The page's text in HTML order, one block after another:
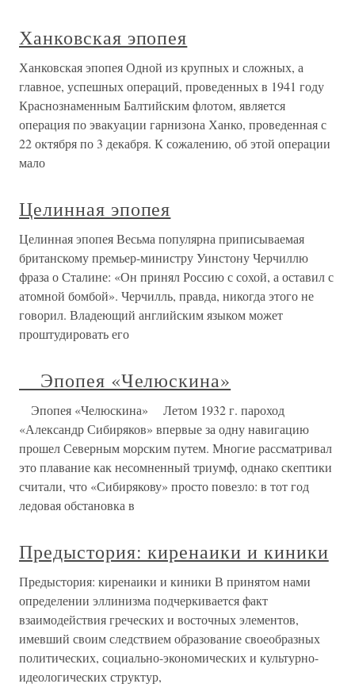
Ханковская эпопея
Ханковская эпопея Одной из крупных и сложных, а
главное, успешных операций, проведенных в 1941 году
Краснознаменным Балтийским флотом, является
операция по эвакуации гарнизона Ханко, проведенная с
22 октября по 3 декабря. К сожалению, об этой операции
мало
Целинная эпопея
Целинная эпопея Весьма популярна приписываемая
британскому премьер-министру Уинстону Черчиллю
фраза о Сталине: «Он принял Россию с сохой, а оставил с
атомной бомбой». Черчилль, правда, никогда этого не
говорил. Владеющий английским языком может
проштудировать его
Эпопея «Челюскина»
Эпопея «Челюскина» Летом 1932 г. пароход
«Александр Сибиряков» впервые за одну навигацию
прошел Северным морским путем. Многие рассматривал
это плавание как несомненный триумф, однако скептики
считали, что «Сибирякову» просто повезло: в тот год
ледовая обстановка в
Предыстория: киренаики и киники
Предыстория: киренаики и киники В принятом нами
определении эллинизма подчеркивается факт
взаимодействия греческих и восточных элементов,
имевший своим следствием образование своеобразных
политических, социально-экономических и культурно-
идеологических структур,